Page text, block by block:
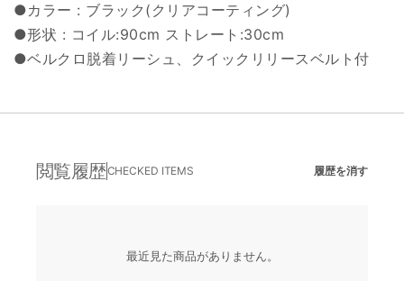
●カラー : ブラック(クリアコーティング)
●形状 : コイル:90cm ストレート:30cm
●ベルクロ脱着リーシュ、クイックリリースベルト付
閲覧履歴CHECKED ITEMS 履歴を消す
最近見た商品がありません。